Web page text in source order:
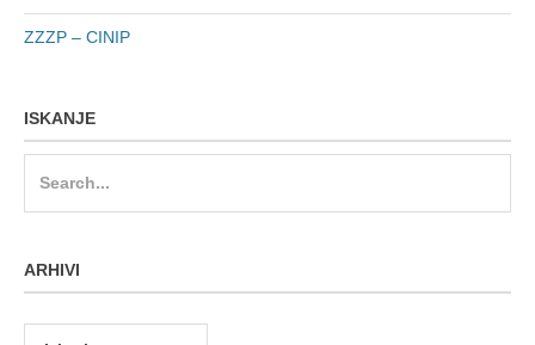
ZZZP – CINIP
ISKANJE
ARHIVI
Arhivi